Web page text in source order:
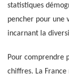
statistiques
pencher pour une
incarnant la
Pour comprendre
chiffres. La